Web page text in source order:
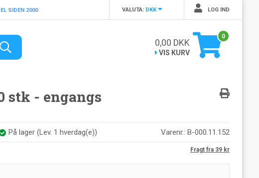
SIDEN 2000 LOG IND
VALUTA: DKK
0
0,00 DKK
VIS KURV
stk - engangs
På lager(Lev. 1 hverdag(e)) Varenr.: B-000.11.152
Fragt fra 39 kr